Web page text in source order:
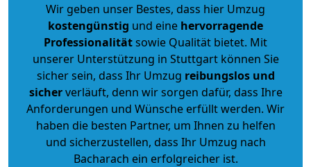
Wir geben unser Bestes, dass hier Umzug
kostengünstig und eine hervorragende
Professionalitätsowie Qualität bietet. Mit
unserer Unterstützung in Stuttgart können Sie
sicher sein, dass Ihr Umzug reibungslos und
sicherverläuft, denn wir sorgen dafür, dass Ihre
Anforderungen und Wünsche erfüllt werden. Wir
haben die besten Partner, um Ihnen zu helfen
und sicherzustellen, dass Ihr Umzug nach
Bacharach ein erfolgreicher ist.